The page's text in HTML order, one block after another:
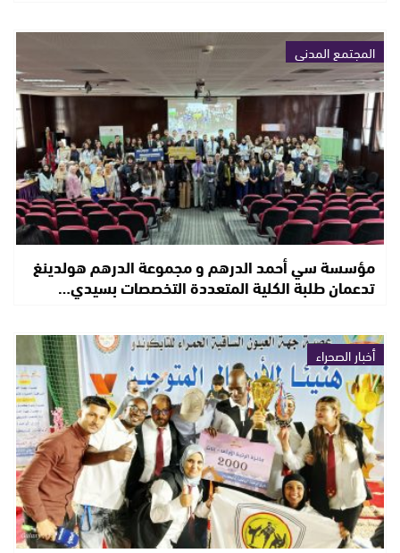
المجتمع المدني
مؤسسة سي أحمد الدرهم و مجموعة الدرهم هولدينغ
تدعمان طلبة الكلية المتعددة التخصصات بسيدي…
أخبار الصحراء